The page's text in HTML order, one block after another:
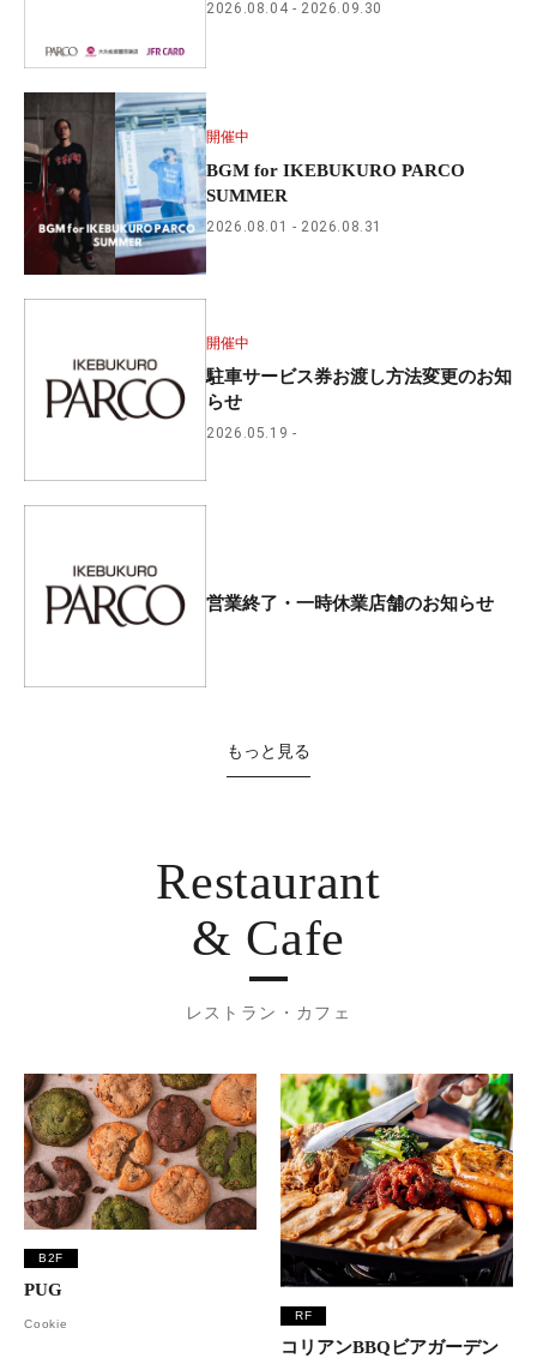
2026.08.04 2026.09.30
開催中
BGM for IKEBUKURO PARCO
SUMMER
2026.08.01 2026.08.31
開催中
駐車サービス券お渡し方法変更のお知
らせ
2026.05.19
営業終了・一時休業店舗のお知らせ
もっと見る
Restaurant
& Cafe
レストラン・カフェ
B2F
PUG
Cookie
RF
コリアンBBQビアガーデン